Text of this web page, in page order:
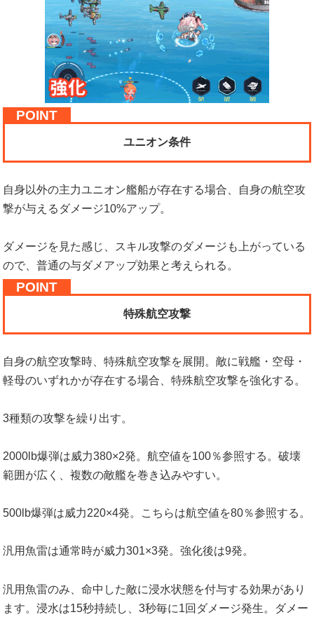
ユニオン条件
自身以外の主力ユニオン艦船が存在する場合、自身の航空攻
撃が与えるダメージ10%アップ。
ダメージを見た感じ、スキル攻撃のダメージも上がっている
ので、普通の与ダメアップ効果と考えられる。
特殊航空攻撃
自身の航空攻撃時、特殊航空攻撃を展開。敵に戦艦・空母・
軽母のいずれかが存在する場合、特殊航空攻撃を強化する。
3種類の攻撃を繰り出す。
2000lb爆弾は威力380×2発。航空値を100％参照する。破壊
範囲が広く、複数の敵艦を巻き込みやすい。
500lb爆弾は威力220×4発。こちらは航空値を80％参照する。
汎用魚雷は通常時が威力301×3発。強化後は9発。
汎用魚雷のみ、命中した敵に浸水状態を付与する効果があり
ます。浸水は15秒持続し、3秒毎に1回ダメージ発生。ダメー